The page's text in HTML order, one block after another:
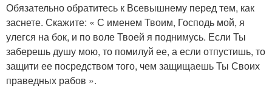
Обязательно обратитесь к Всевышнему перед тем, как
заснете. Скажите: « С именем Твоим, Господь мой, я
улегся на бок, и по воле Твоей я поднимусь. Если Ты
заберешь душу мою, то помилуй ее, а если отпустишь, то
защити ее посредством того, чем защищаешь Ты Своих
праведных рабов ».